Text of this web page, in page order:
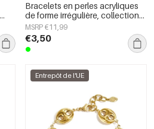
Bracelets en perles acryliques
de forme irrégulière, collection
Simple Daily Simple, bijoux pour
femmes
MSRP €11,99
€3,50
Entrepôt de l'UE